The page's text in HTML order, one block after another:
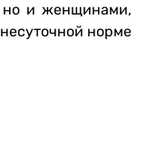
но и женщинами,
норме